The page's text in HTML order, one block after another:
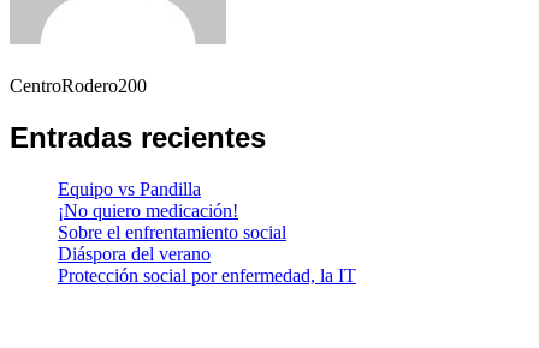
CentroRodero200
Entradas recientes
Equipo vs Pandilla
¡No quiero medicación!
Sobre el enfrentamiento social
Diáspora del verano
Protección social por enfermedad, la IT